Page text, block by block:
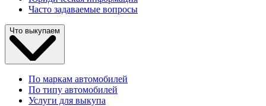
Часто задаваемые вопросы
Что выкупаем
По маркам автомобилей
По типу автомобилей
Услуги для выкупа